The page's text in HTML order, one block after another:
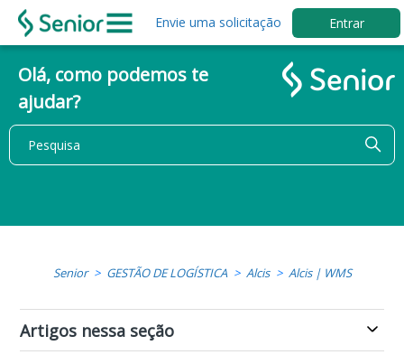
Envie uma solicitação Entrar
Olá, como podemos te
ajudar?
Senior GESTÃO DE LOGÍSTICA Alcis Alcis | WMS
Artigos nessa seção